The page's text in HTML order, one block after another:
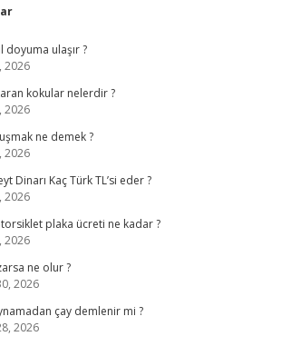
doyuma ulaşır ?
2026
kokular nelerdir ?
2026
ne demek ?
2026
Dinarı Kaç Türk TL’si eder ?
2026
plaka ücreti ne kadar ?
2026
ne olur ?
2026
çay demlenir mi ?
2026